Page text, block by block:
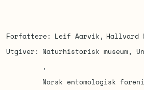
Forfattere Leif Aarvik
Hallvard
Utgiver
Naturhistorisk museum,
Norsk entomologisk